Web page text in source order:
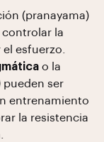
(pranayama)
controlar la
esfuerzo.
o la
pueden ser
entrenamiento
la resistencia